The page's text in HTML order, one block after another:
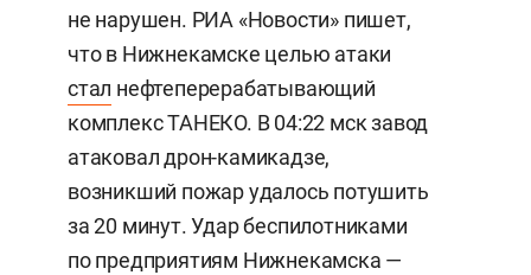
не нарушен. РИА «Новости» пишет,
что в Нижнекамске целью атаки
стал нефтеперерабатывающий
комплекс ТАНЕКО. В 04:22 мск завод
атаковал дрон-камикадзе,
возникший пожар удалось потушить
за 20 минут. Удар беспилотниками
по предприятиям Нижнекамска —